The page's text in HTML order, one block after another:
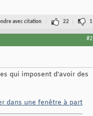
avec citation 22 1
#2
qui imposent d'avoir des
dans une fenêtre à part